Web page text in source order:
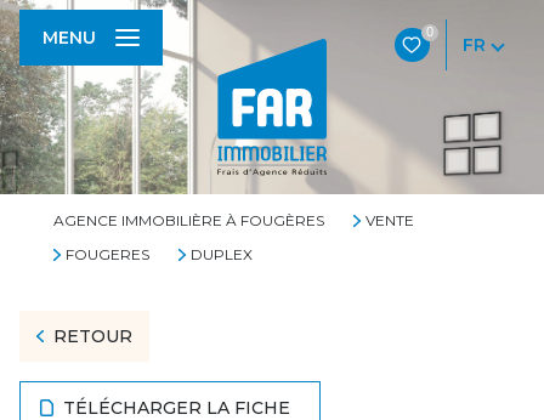
0
FR
MENU
AGENCE IMMOBILIÈRE À FOUGÈRES
VENTE
FOUGERES
DUPLEX
RETOUR
TÉLÉCHARGER LA FICHE